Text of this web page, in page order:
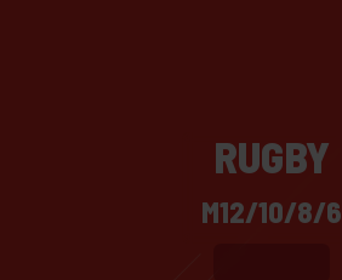
RUGBY
M12/10/8/6